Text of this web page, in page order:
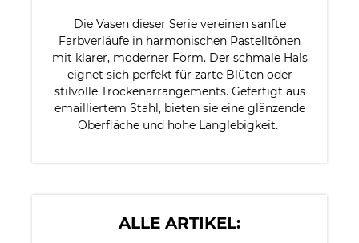
Die Vasen dieser Serie vereinen sanfte
Farbverläufe in harmonischen Pastelltönen
mit klarer, moderner Form. Der schmale Hals
eignet sich perfekt für zarte Blüten oder
stilvolle Trockenarrangements. Gefertigt aus
emailliertem Stahl, bieten sie eine glänzende
Oberfläche und hohe Langlebigkeit.
ALLE ARTIKEL: